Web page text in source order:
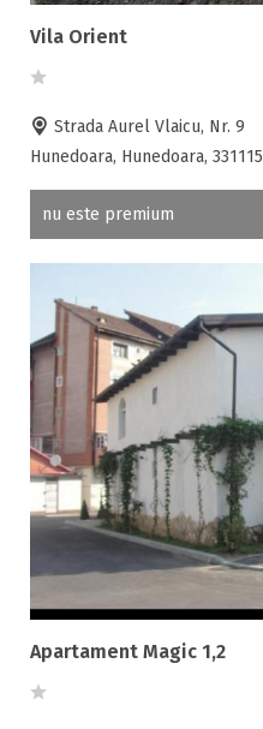
Vila Orient
Strada Aurel Vlaicu, Nr. 9
Hunedoara, Hunedoara, 331115
nu este premium
Apartament Magic 1,2